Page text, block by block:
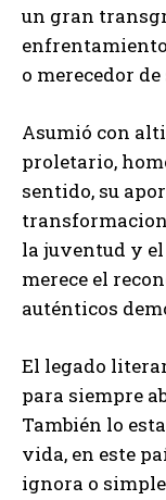
un gran
o merecedor
Asumió con
proletario,
sentido, su
la juventud y
merece el
auténticos
El legado
para siempre
También lo
vida, en este
ignora o